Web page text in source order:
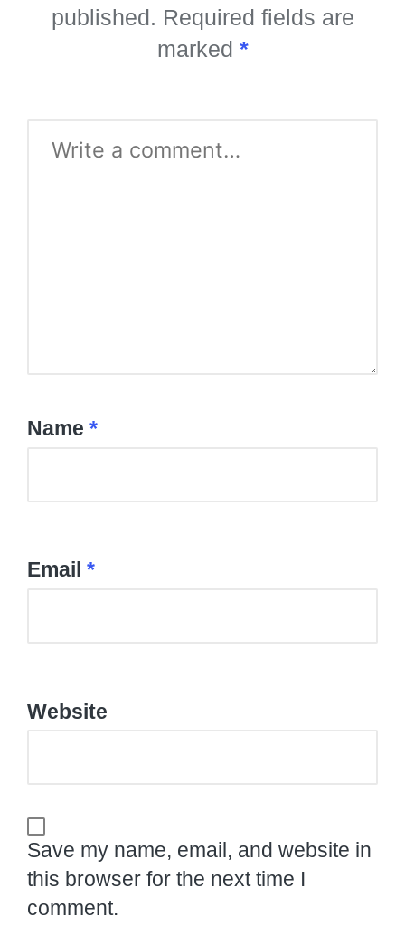
published. Required fields are
marked *
Name *
Email *
Website
Save my name, email, and website in
this browser for the next time I
comment.